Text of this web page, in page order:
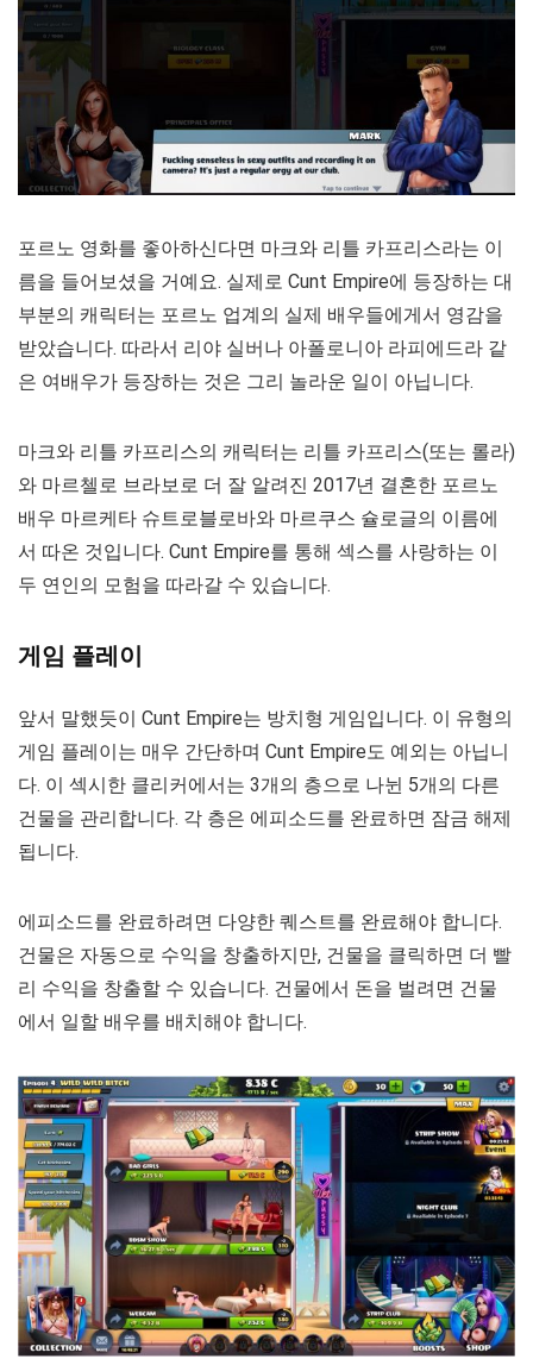
포르노 영화를 좋아하신다면 마크와 리틀 카프리스라는 이
름을 들어보셨을 거예요. 실제로 Cunt Empire에 등장하는 대
부분의 캐릭터는 포르노 업계의 실제 배우들에게서 영감을
받았습니다. 따라서 리야 실버나 아폴로니아 라피에드라 같
은 여배우가 등장하는 것은 그리 놀라운 일이 아닙니다.
마크와 리틀 카프리스의 캐릭터는 리틀 카프리스(또는 롤라)
와 마르첼로 브라보로 더 잘 알려진 2017년 결혼한 포르노
배우 마르케타 슈트로블로바와 마르쿠스 슐로글의 이름에
서 따온 것입니다. Cunt Empire를 통해 섹스를 사랑하는 이
두 연인의 모험을 따라갈 수 있습니다.
게임 플레이
앞서 말했듯이 Cunt Empire는 방치형 게임입니다. 이 유형의
게임 플레이는 매우 간단하며 Cunt Empire도 예외는 아닙니
다. 이 섹시한 클리커에서는 3개의 층으로 나뉜 5개의 다른
건물을 관리합니다. 각 층은 에피소드를 완료하면 잠금 해제
됩니다.
에피소드를 완료하려면 다양한 퀘스트를 완료해야 합니다.
건물은 자동으로 수익을 창출하지만, 건물을 클릭하면 더 빨
리 수익을 창출할 수 있습니다. 건물에서 돈을 벌려면 건물
에서 일할 배우를 배치해야 합니다.